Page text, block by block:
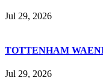
Jul 29, 2026
TOTTENHAM
Jul 29, 2026